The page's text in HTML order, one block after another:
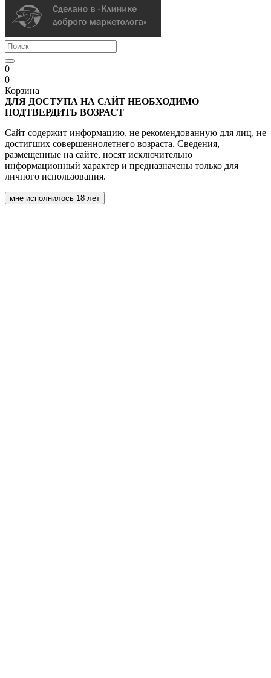
0
0
Корзина
ДЛЯ ДОСТУПА НА САЙТ НЕОБХОДИМО
ПОДТВЕРДИТЬ ВОЗРАСТ
Сайт содержит информацию, не рекомендованную для лиц, не
достигших совершеннолетнего возраста. Сведения,
размещенные на сайте, носят исключительно
информационный характер и предназначены только для
личного использования.
мне исполнилось 18 лет